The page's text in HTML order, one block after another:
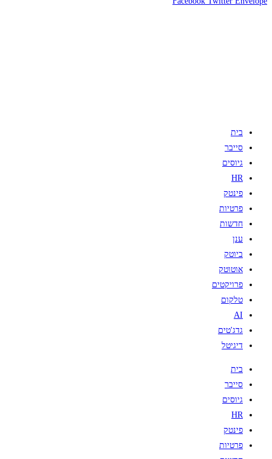
בית
סייבר
גיוסים
HR
פינטק
פרטיות
חדשות
ענן
ביוטק
אוטוטק
פרויקטים
טלקום
AI
גדג'טים
דיגיטל
בית
סייבר
גיוסים
HR
פינטק
פרטיות